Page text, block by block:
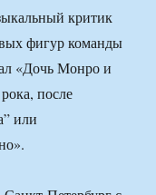
критик
фигур команды
«Дочь Монро и
после
или